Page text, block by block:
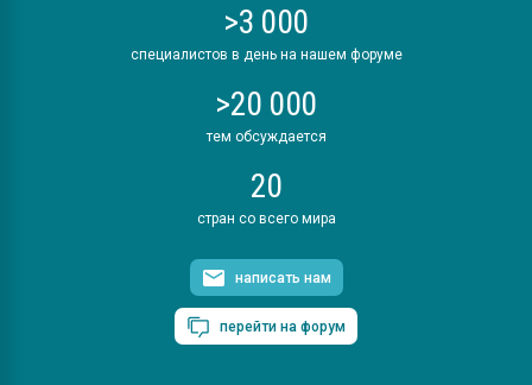
>3 000
специалистов в день на нашем форуме
>20 000
тем обсуждается
20
стран со всего мира
написать нам
перейти на форум